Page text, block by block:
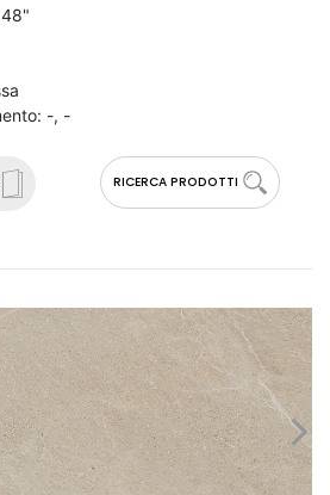
RICERCA PRODOTTI
-, -